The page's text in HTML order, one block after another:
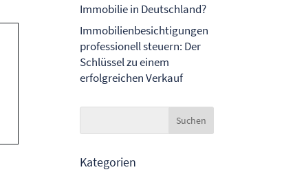
Immobilie in Deutschland?
Immobilienbesichtigungen
professionell steuern: Der
Schlüssel zu einem
erfolgreichen Verkauf
Kategorien